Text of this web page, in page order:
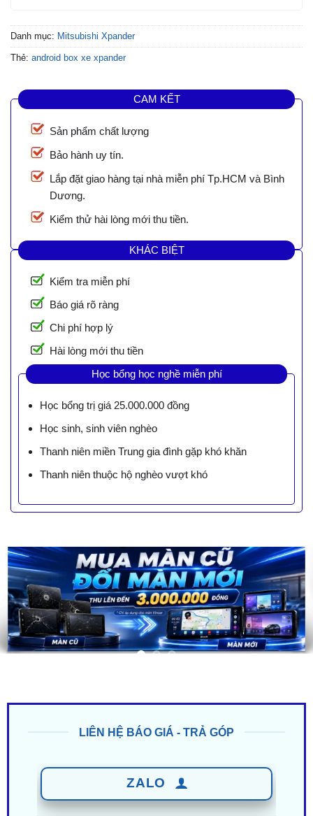
Danh mục: Mitsubishi Xpander
Thẻ: android box xe xpander
CAM KẾT
Sản phẩm chất lượng
Bảo hành uy tín.
Lắp đặt giao hàng tại nhà miễn phí Tp.HCM và Bình
Dương.
Kiểm thử hài lòng mới thu tiền.
KHÁC BIỆT
Kiểm tra miễn phí
Báo giá rõ ràng
Chi phí hợp lý
Hài lòng mới thu tiền
Học bổng học nghề miễn phí
Học bổng trị giá 25.000.000 đồng
Học sinh, sinh viên nghèo
Thanh niên miền Trung gia đình gặp khó khăn
Thanh niên thuộc hộ nghèo vượt khó
0949 60 3979